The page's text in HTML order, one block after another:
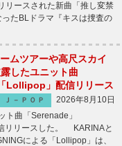
リースされた新曲「推し変禁
たBLドラマ『キスは捜査の
ムツアーや高尺スカイ
したユニット曲
Lollipop」配信リリース
Ｊ－ＰＯＰ
2026年8月10日
曲「Serenade」
リリースした。 KARINAと
による「Lollipop」は、